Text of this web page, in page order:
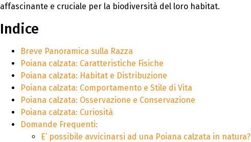
affascinante e cruciale per la biodiversità del loro habitat.
Indice
Breve Panoramica sulla Razza
Poiana calzata: Caratteristiche Fisiche
Poiana calzata: Habitat e Distribuzione
Poiana calzata: Comportamento e Stile di Vita
Poiana calzata: Osservazione e Conservazione
Poiana calzata: Curiosità
Domande Frequenti:
E’ possibile avvicinarsi ad una Poiana calzata in natura?